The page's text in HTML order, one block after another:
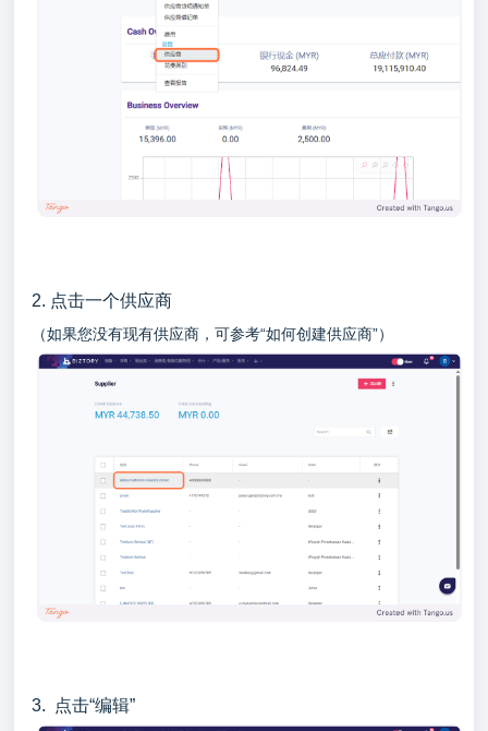
2. 点击一个供应商
（如果您没有现有供应商，可参考“如何创建供应商”）
3. 点击“编辑”